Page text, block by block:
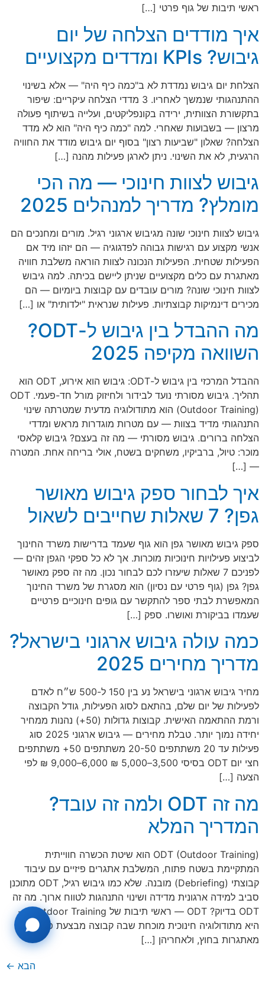
ראשי תיבות של גוף פרטי […]
איך מודדים הצלחה של יום
גיבוש? KPIs ומדדים מקצועיים
הצלחת יום גיבוש נמדדת לא ב"כמה כיף היה" — אלא בשינוי
ההתנהגותי שנמשך לאחריו. 3 מדדי הצלחה עיקריים: שיפור
בתקשורת הצוותית, ירידה בקונפליקטים, ועלייה בשיתוף פעולה
מרצון — בשבועות שאחרי. למה "כמה כיף היה" הוא לא מדד
הצלחה? שאלון "שביעות רצון" בסוף יום גיבוש מודד את החוויה
הרגעית, לא את השינוי. ניתן לארגן פעילות מהנה […]
גיבוש לצוות חינוכי — מה הכי
מומלץ? מדריך למנהלים 2025
גיבוש לצוות חינוכי שונה מגיבוש ארגוני רגיל. מורים ומחנכים הם
אנשי מקצוע עם רגישות גבוהה לפדגוגיה — הם יזהו מיד אם
הפעילות שטחית. הפעילות הנכונה לצוות הוראה משלבת חוויה
מאתגרת עם כלים מקצועיים שניתן ליישם בכיתה. למה גיבוש
לצוות חינוכי שונה? מורים עובדים עם קבוצות ביומיום — הם
מכירים דינמיקות קבוצתיות. פעילות שנראית "ילדותית" או […]
מה ההבדל בין גיבוש ל-ODT?
השוואה מקיפה 2025
ההבדל המרכזי בין גיבוש ל-ODT: גיבוש הוא אירוע, ODT הוא
תהליך. גיבוש מסורתי נועד לבידור ולחיזוק מורל חד-פעמי. ODT
(Outdoor Training) הוא מתודולוגיה מדעית שמטרתה שינוי
התנהגותי מדיד בצוות — עם מטרות מוגדרות מראש ומדדי
הצלחה ברורים. גיבוש מסורתי — מה זה בעצם? גיבוש קלאסי
מוכר: טיול, ברביקיו, משחקים בשטח, אולי בריחה אחת. המטרה
— […]
איך לבחור ספק גיבוש מאושר
גפן? 7 שאלות שחייבים לשאול
ספק גיבוש מאושר גפן הוא גוף שעמד בדרישות משרד החינוך
לביצוע פעילויות חינוכיות מוכרות. אך לא כל ספקי הגפן זהים —
לפניכם 7 שאלות שיעזרו לכם לבחור נכון. מה זה ספק מאושר
גפן? גפן (גוף פרטי עם נסיון) הוא מסגרת של משרד החינוך
המאפשרת לבתי ספר להתקשר עם גופים חינוכיים פרטיים
שעמדו בביקורת ואושרו. ספק […]
כמה עולה גיבוש ארגוני בישראל?
מדריך מחירים 2025
מחיר גיבוש ארגוני בישראל נע בין 150 ל-500 ש״ח לאדם
לפעילות של יום שלם, בהתאם לסוג הפעילות, גודל הקבוצה
ורמת ההתאמה האישית. קבוצות גדולות (50+) נהנות ממחיר
יחידה נמוך יותר. טבלת מחירים — גיבוש ארגוני 2025 סוג
פעילות עד 20 משתתפים 20-50 משתתפים 50+ משתתפים
חצי יום ODT בסיסי 3,500–5,000 ₪ 6,000–9,000 ₪ לפי
הצעה […]
מה זה ODT ולמה זה עובד?
המדריך המלא
ODT (Outdoor Training) הוא שיטת הכשרה חווייתית
המתקיימת בשטח פתוח, המשלבת אתגרים פיזיים עם עיבוד
קבוצתי (Debriefing) מובנה. שלא כמו גיבוש רגיל, ODT מתוכנן
סביב למידה ארגונית מדידה ושינוי התנהגות לטווח ארוך. מה זה
ODT בדיוק? ODT — ראשי תיבות של Outdoor Training —
היא מתודולוגיה חינוכית מוכחת שבה קבוצה מבצעת פעילויות
מאתגרות בחוץ, ולאחריהן […]
הבא ←